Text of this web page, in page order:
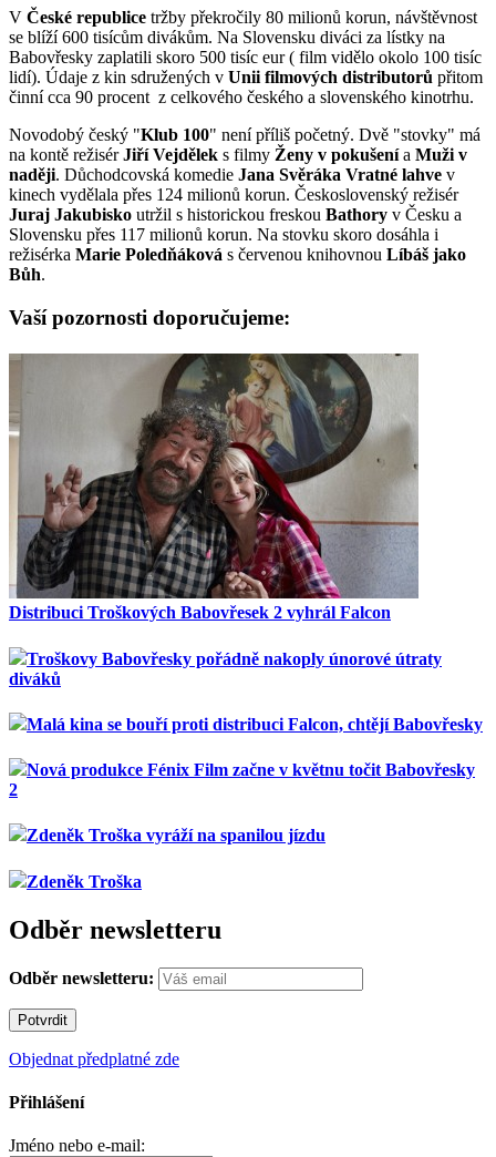
V České republice tržby překročily 80 milionů korun, návštěvnost
se blíží 600 tisícům divákům. Na Slovensku diváci za lístky na
Babovřesky zaplatili skoro 500 tisíc eur ( film vidělo okolo 100 tisíc
lidí). Údaje z kin sdružených v Unii filmových distributorů přitom
činní cca 90 procent z celkového českého a slovenského kinotrhu.
Novodobý český "Klub 100" není příliš početný. Dvě "stovky" má
na kontě režisérJiří Vejdělek s filmy Ženy v pokušenía Muži v
naději. Důchodcovská komedie Jana Svěráka Vratné lahve v
kinech vydělala přes 124 milionů korun. Československý režisér
Juraj Jakubisko utržil s historickou freskou Bathory v Česku a
Slovensku přes 117 milionů korun. Na stovku skoro dosáhla i
režisérka Marie Poledňáková s červenou knihovnou Líbáš jako
Bůh.
Vaší pozornosti doporučujeme:
Distribuci Troškových Babovřesek 2 vyhrál Falcon
Troškovy Babovřesky pořádně nakoply únorové útraty
diváků
Malá kina se bouří proti distribuci Falcon, chtějí Babovřesky
Nová produkce Fénix Film začne v květnu točit Babovřesky
2
Zdeněk Troška vyráží na spanilou jízdu
Zdeněk Troška
Odběr newsletteru
Odběr newsletteru:
Objednat předplatné zde
Přihlášení
Jméno nebo e-mail: